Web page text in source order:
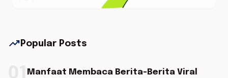
trending_up Popular Posts
Manfaat Membaca Berita-Berita Viral